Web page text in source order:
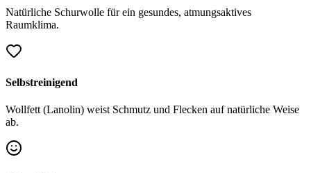
Natürliche Schurwolle für ein gesundes, atmungsaktives
Raumklima.
Selbstreinigend
Wollfett (Lanolin) weist Schmutz und Flecken auf natürliche Weise
ab.